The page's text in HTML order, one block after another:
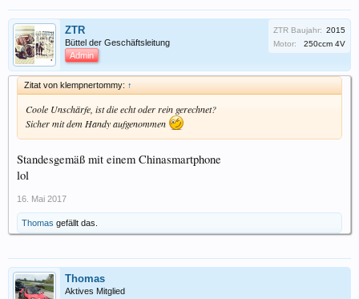
ZTR
Büttel der Geschäftsleitung
Admin
ZTR Baujahr: 2015
Motor:
250ccm 4V
Zitat von klempnertommy: ↑
Coole Unschärfe, ist die echt oder rein gerechnet?
Sicher mit dem Handy aufgenommen
Standesgemäß mit einem Chinasmartphone
lol
16. Mai 2017
Thomas gefällt das.
Thomas
Aktives Mitglied